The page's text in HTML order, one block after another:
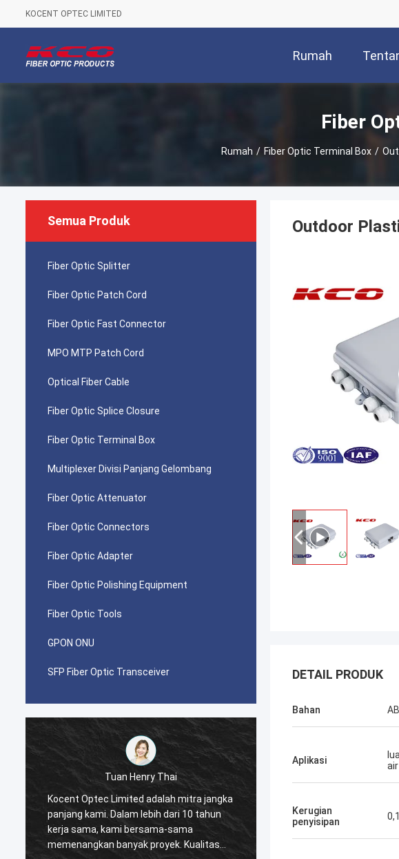
KOCENT OPTEC LIMITED
Rumah
Fiber
Rumah / Fiber Optic Terminal Box /
Semua Produk
Fiber Optic Splitter
Fiber Optic Patch Cord
Fiber Optic Fast Connector
MPO MTP Patch Cord
Optical Fiber Cable
Fiber Optic Splice Closure
Fiber Optic Terminal Box
Multiplexer Divisi Panjang Gelombang
Fiber Optic Attenuator
Fiber Optic Connectors
Fiber Optic Adapter
Fiber Optic Polishing Equipment
Fiber Optic Tools
GPON ONU
SFP Fiber Optic Transceiver
adalah mitra jangka
dari 10 tahun
sama
proyek. Kualitas
Tuan Pablo
Saya terkejut ketika saya melakukan
pemesanan pertama dengan Kocent
Optec Limited pada tahun 2014. Satu
kontainer kabel GYXTW 40GP dan satu
Outdoor
DETAIL PRODUK
Bahan
Aplikasi
air
Kerugian
penyisipan